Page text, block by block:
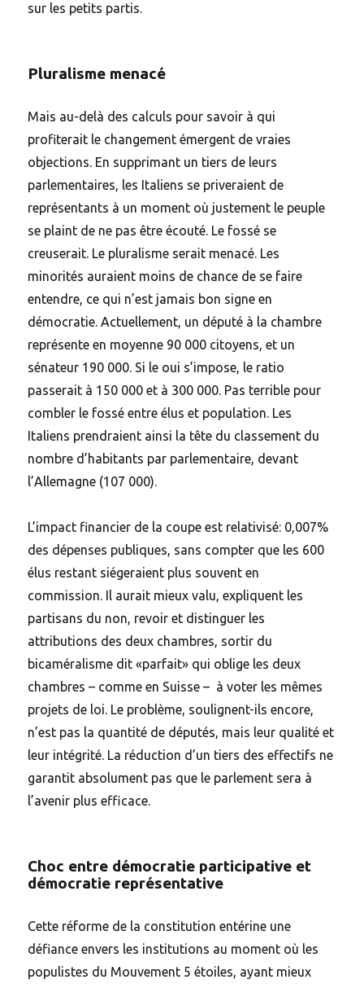
sur les petits partis.
Pluralisme menacé
Mais au-delà des calculs pour savoir à qui
profiterait le changement émergent de vraies
objections. En supprimant un tiers de leurs
parlementaires, les Italiens se priveraient de
représentants à un moment où justement le peuple
se plaint de ne pas être écouté. Le fossé se
creuserait. Le pluralisme serait menacé. Les
minorités auraient moins de chance de se faire
entendre, ce qui n’est jamais bon signe en
démocratie. Actuellement, un député à la chambre
représente en moyenne 90 000 citoyens, et un
sénateur 190 000. Si le oui s’impose, le ratio
passerait à 150 000 et à 300 000. Pas terrible pour
combler le fossé entre élus et population. Les
Italiens prendraient ainsi la tête du classement du
nombre d’habitants par parlementaire, devant
l’Allemagne (107 000).
L’impact financier de la coupe est relativisé: 0,007%
des dépenses publiques, sans compter que les 600
élus restant siégeraient plus souvent en
commission. Il aurait mieux valu, expliquent les
partisans du non, revoir et distinguer les
attributions des deux chambres, sortir du
bicaméralisme dit «parfait» qui oblige les deux
chambres – comme en Suisse – à voter les mêmes
projets de loi. Le problème, soulignent-ils encore,
n’est pas la quantité de députés, mais leur qualité et
leur intégrité. La réduction d’un tiers des effectifs ne
garantit absolument pas que le parlement sera à
l’avenir plus efficace.
Choc entre démocratie participative et
démocratie représentative
Cette réforme de la constitution entérine une
défiance envers les institutions au moment où les
populistes du Mouvement 5 étoiles, ayant mieux